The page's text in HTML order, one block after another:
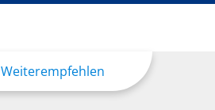
Weiterempfehlen